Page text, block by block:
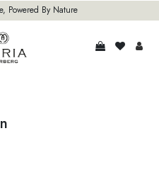
Powered By Nature